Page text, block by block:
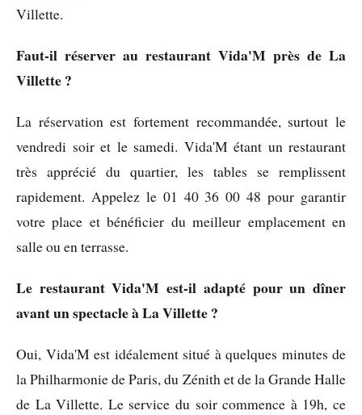
Villette.
Faut-il réserver au restaurant Vida'M près de La
Villette ?
La réservation est fortement recommandée, surtout le
vendredi soir et le samedi. Vida'M étant un restaurant
très apprécié du quartier, les tables se remplissent
rapidement. Appelez le 01 40 36 00 48 pour garantir
votre place et bénéficier du meilleur emplacement en
salle ou en terrasse.
Le restaurant Vida'M est-il adapté pour un dîner
avant un spectacle à La Villette ?
Oui, Vida'M est idéalement situé à quelques minutes de
la Philharmonie de Paris, du Zénith et de la Grande Halle
de La Villette. Le service du soir commence à 19h, ce